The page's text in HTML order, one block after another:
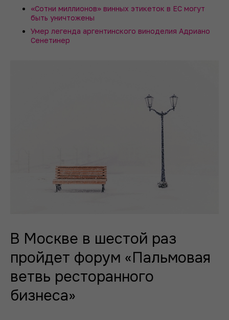
«Сотни миллионов» винных этикеток в ЕС могут
быть уничтожены
Умер легенда аргентинского виноделия Адриано
Сенетинер
В Москве в шестой раз
пройдет форум «Пальмовая
ветвь ресторанного
бизнеса»